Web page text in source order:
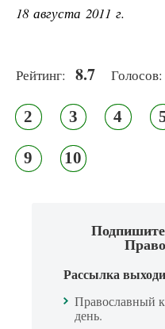
18 августа 2011 г.
Рейтинг: 8.7 Голосов:
2 3 4
9 10
Рассылка
Православный
день.